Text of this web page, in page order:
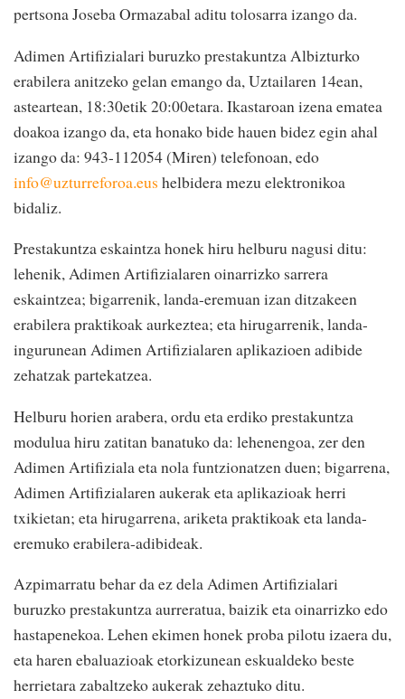
pertsona Joseba Ormazabal aditu tolosarra izango da.
Adimen Artifizialari buruzko prestakuntza Albizturko
erabilera anitzeko gelan emango da, Uztailaren 14ean,
asteartean, 18:30etik 20:00etara. Ikastaroan izena ematea
doakoa izango da, eta honako bide hauen bidez egin ahal
izango da: 943-112054 (Miren) telefonoan, edo
info@uzturreforoa.eus helbidera mezu elektronikoa
bidaliz.
Prestakuntza eskaintza honek hiru helburu nagusi ditu:
lehenik, Adimen Artifizialaren oinarrizko sarrera
eskaintzea; bigarrenik, landa-eremuan izan ditzakeen
erabilera praktikoak aurkeztea; eta hirugarrenik, landa-
ingurunean Adimen Artifizialaren aplikazioen adibide
zehatzak partekatzea.
Helburu horien arabera, ordu eta erdiko prestakuntza
modulua hiru zatitan banatuko da: lehenengoa, zer den
Adimen Artifiziala eta nola funtzionatzen duen; bigarrena,
Adimen Artifizialaren aukerak eta aplikazioak herri
txikietan; eta hirugarrena, ariketa praktikoak eta landa-
eremuko erabilera-adibideak.
Azpimarratu behar da ez dela Adimen Artifizialari
buruzko prestakuntza aurreratua, baizik eta oinarrizko edo
hastapenekoa. Lehen ekimen honek proba pilotu izaera du,
eta haren ebaluazioak etorkizunean eskualdeko beste
herrietara zabaltzeko aukerak zehaztuko ditu.